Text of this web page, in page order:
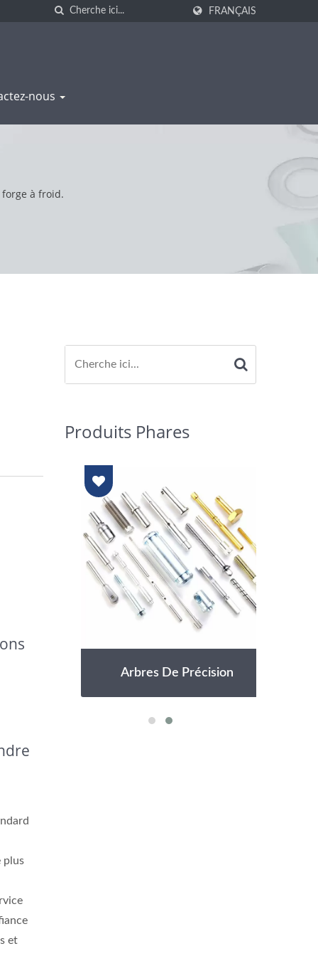
FRANÇAIS
nous
forge à froid.
plus
et
Produits Phares
Arbres De Précision